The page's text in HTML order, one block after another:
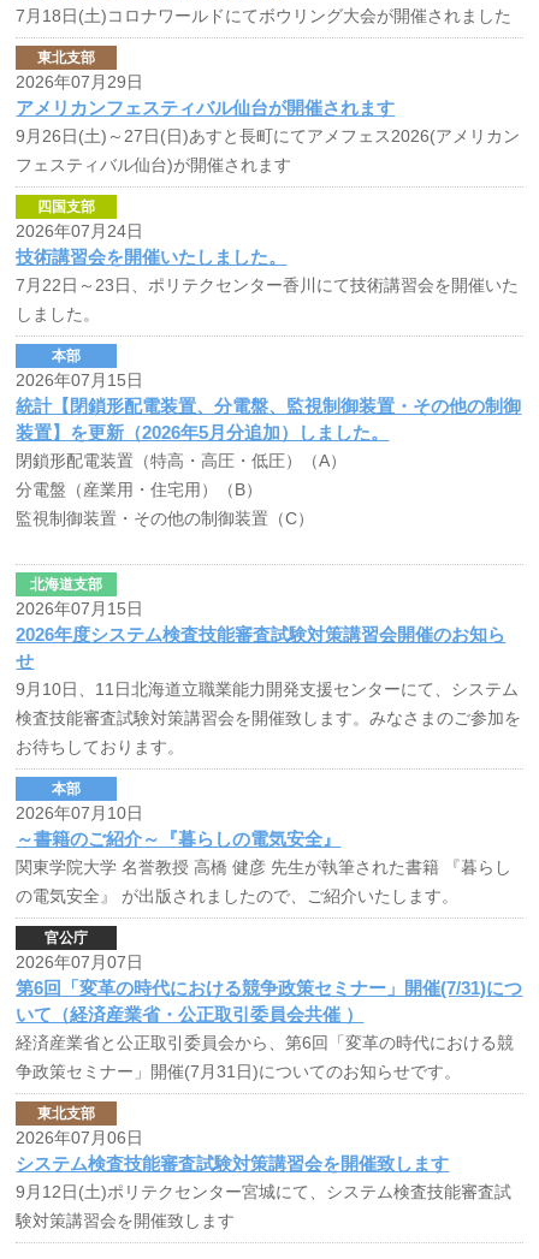
7月18日(土)コロナワールドにてボウリング大会が開催されました
東北支部
2026年07月29日
アメリカンフェスティバル仙台が開催されます
9月26日(土)～27日(日)あすと長町にてアメフェス2026(アメリカン
フェスティバル仙台)が開催されます
四国支部
2026年07月24日
技術講習会を開催いたしました。
7月22日～23日、ポリテクセンター香川にて技術講習会を開催いた
しました。
本部
2026年07月15日
統計【閉鎖形配電装置、分電盤、監視制御装置・その他の制御
装置】を更新（2026年5月分追加）しました。
閉鎖形配電装置（特高・高圧・低圧）（A）
分電盤（産業用・住宅用）（B）
監視制御装置・その他の制御装置（C）
北海道支部
2026年07月15日
2026年度システム検査技能審査試験対策講習会開催のお知ら
せ
9月10日、11日北海道立職業能力開発支援センターにて、システム
検査技能審査試験対策講習会を開催致します。みなさまのご参加を
お待ちしております。
本部
2026年07月10日
～書籍のご紹介～『暮らしの電気安全』
関東学院大学 名誉教授 高橋 健彦 先生が執筆された書籍 『暮らし
の電気安全』 が出版されましたので、ご紹介いたします。
官公庁
2026年07月07日
第6回「変革の時代における競争政策セミナー」開催(7/31)につ
いて（経済産業省・公正取引委員会共催 ）
経済産業省と公正取引委員会から、第6回「変革の時代における競
争政策セミナー」開催(7月31日)についてのお知らせです。
東北支部
2026年07月06日
システム検査技能審査試験対策講習会を開催致します
9月12日(土)ポリテクセンター宮城にて、システム検査技能審査試
験対策講習会を開催致します